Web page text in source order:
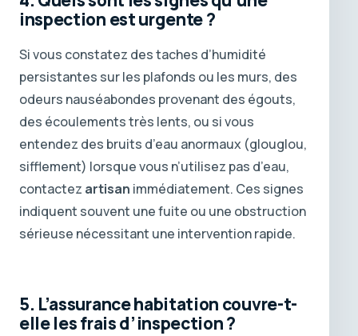
inspection est urgente ?
Si vous constatez des taches d’humidité
persistantes sur les plafonds ou les murs, des
odeurs nauséabondes provenant des égouts,
des écoulements très lents, ou si vous
entendez des bruits d’eau anormaux (glouglou,
sifflement) lorsque vous n’utilisez pas d’eau,
contactez artisan immédiatement. Ces signes
indiquent souvent une fuite ou une obstruction
sérieuse nécessitant une intervention rapide.
5. L’assurance habitation couvre-t-
elle les frais d’inspection ?